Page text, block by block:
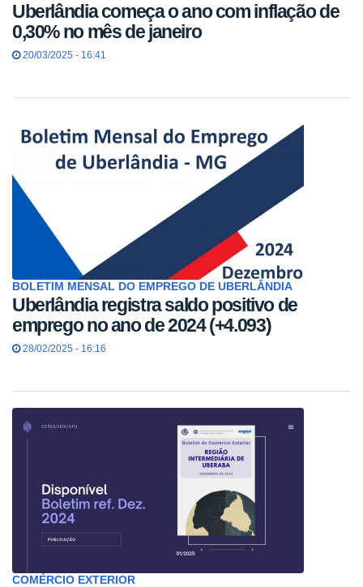
Uberlândia começa o ano com inflação de
0,30% no mês de janeiro
20/03/2025 - 16:41
BOLETIM MENSAL DO EMPREGO DE UBERLÂNDIA
Uberlândia registra saldo positivo de
emprego no ano de 2024 (+4.093)
28/02/2025 - 16:16
COMÉRCIO EXTERIOR